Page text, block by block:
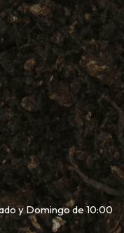
y Domingo de 10:00